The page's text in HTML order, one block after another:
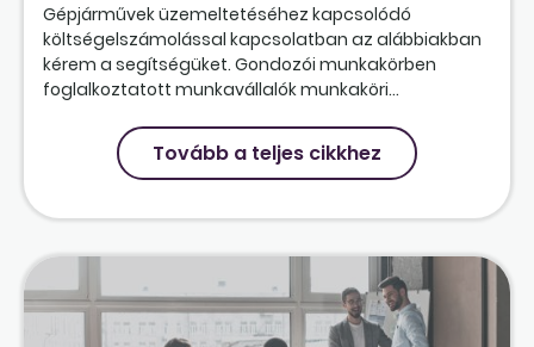
Gépjárművek üzemeltetéséhez kapcsolódó
költségelszámolással kapcsolatban az alábbiakban
kérem a segítségüket. Gondozói munkakörben
foglalkoztatott munkavállalók munkaköri...
Tovább a teljes cikkhez